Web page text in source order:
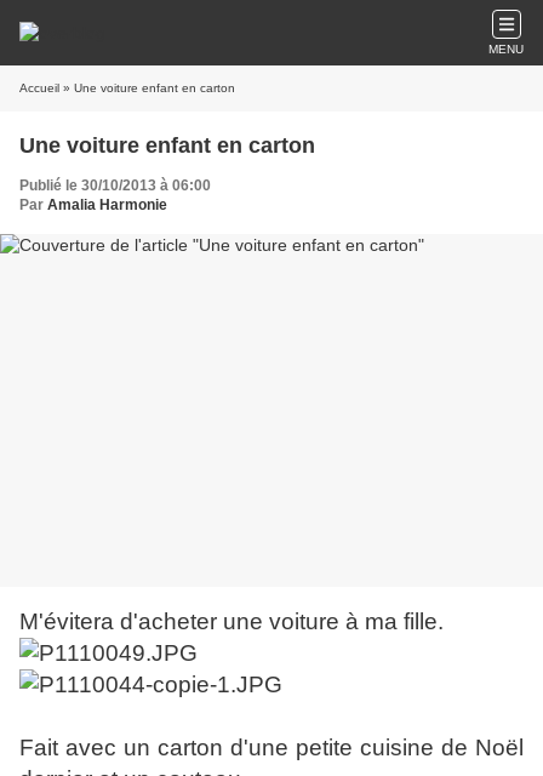
MENU
Accueil » Une voiture enfant en carton
Une voiture enfant en carton
Publié le 30/10/2013 à 06:00
Par Amalia Harmonie
M'évitera d'acheter une voiture à ma fille.
Fait avec un carton d'une petite cuisine de Noël